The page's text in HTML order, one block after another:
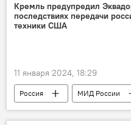
Кремль предупредил
последствиях передачи
техники США
11 января 2024, 18:29
Россия МИД России
Новости
Оружие